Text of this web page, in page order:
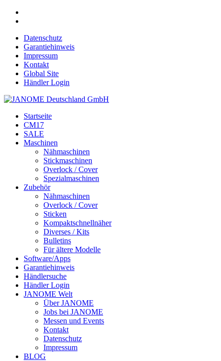
Datenschutz
Garantiehinweis
Impressum
Kontakt
Global Site
Händler Login
Startseite
CM17
SALE
Maschinen
Nähmaschinen
Stickmaschinen
Overlock / Cover
Spezialmaschinen
Zubehör
Nähmaschinen
Overlock / Cover
Sticken
Kompaktschnellnäher
Diverses / Kits
Bulletins
Für ältere Modelle
Software/Apps
Garantiehinweis
Händlersuche
Händler Login
JANOME Welt
Über JANOME
Jobs bei JANOME
Messen und Events
Kontakt
Datenschutz
Impressum
BLOG